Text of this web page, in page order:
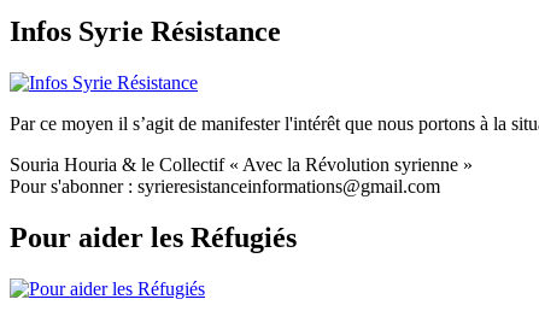
Infos Syrie Résistance
Par ce moyen il s’agit de manifester l'intérêt que nous portons à la
Souria Houria & le Collectif « Avec la Révolution syrienne »
Pour s'abonner : syrieresistanceinformations@gmail.com
Pour aider les Réfugiés